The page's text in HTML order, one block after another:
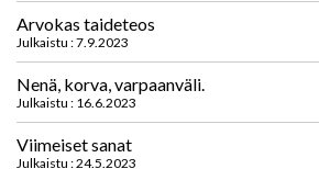
Arvokas taideteos
Julkaistu : 7.9.2023
Nenä, korva, varpaanväli.
Julkaistu : 16.6.2023
Viimeiset sanat
Julkaistu : 24.5.2023